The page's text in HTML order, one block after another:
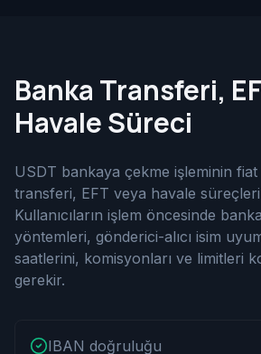
Banka Transferi,
Havale Süreci
USDT bankaya çekme işleminin fiat
transferi, EFT veya havale
Kullanıcıların işlem öncesinde
yöntemleri, gönderici-alıcı isim
saatlerini, komisyonları ve limitleri
gerekir.
IBAN doğruluğu